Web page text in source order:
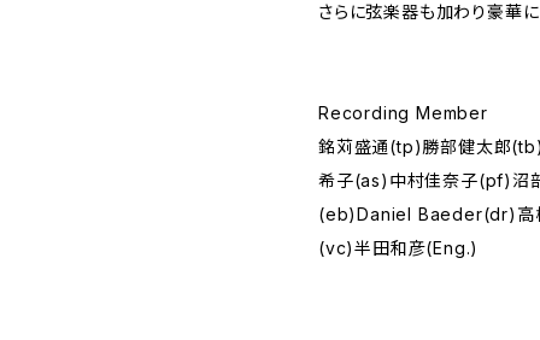
さらに弦楽器も加わり豪華
Recording Member
銘苅盛通(tp)勝部健太郎
希子(as)中村佳奈子(pf)沼
(eb)Daniel Baeder(dr)高
(vc)半田和彦(Eng.)